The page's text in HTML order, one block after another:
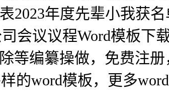
2023年度先辈小我获
会议议程Word模板下
等编纂操做，免费注
的word模板，更多